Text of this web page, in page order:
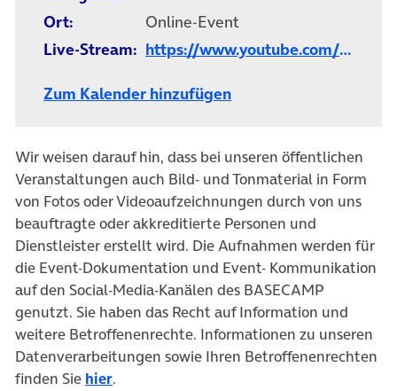
Ort:
Online-Event
Live-Stream: https://www.youtube.com/
Zum Kalender hinzufügen
Wir weisen darauf hin, dass bei unseren öffentlichen
Veranstaltungen auch Bild- und Tonmaterial in Form
von Fotos oder Videoaufzeichnungen durch von uns
beauftragte oder akkreditierte Personen und
Dienstleister erstellt wird. Die Aufnahmen werden für
die Event-Dokumentation und Event- Kommunikation
auf den Social-Media-Kanälen des BASECAMP
genutzt. Sie haben das Recht auf Information und
weitere Betroffenenrechte. Informationen zu unseren
Datenverarbeitungen sowie Ihren Betroffenenrechten
finden Sie hier.